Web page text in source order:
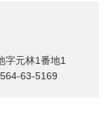
字元林1番地1
63-5169